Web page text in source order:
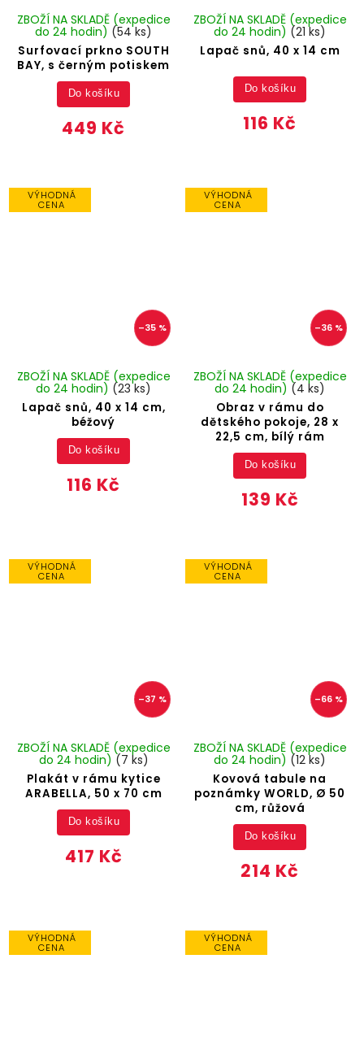
Surfovací prkno SOUTH
BAY, s černým potiskem
ZBOŽÍ NA SKLADĚ (expedice
do 24 hodin) (54 ks)
449 Kč
Do košíku
Lapač snů, 40 x 14 cm
ZBOŽÍ NA SKLADĚ (expedice
do 24 hodin) (21 ks)
116 Kč
Do košíku
VÝHODNÁ
CENA
–35 %
Lapač snů, 40 x 14 cm,
béžový
ZBOŽÍ NA SKLADĚ (expedice
do 24 hodin) (23 ks)
116 Kč
Do košíku
VÝHODNÁ
CENA
–36 %
Obraz v rámu do
dětského pokoje, 28 x
22,5 cm, bílý rám
ZBOŽÍ NA SKLADĚ (expedice
do 24 hodin) (4 ks)
139 Kč
Do košíku
VÝHODNÁ
CENA
–37 %
Plakát v rámu kytice
ARABELLA, 50 x 70 cm
ZBOŽÍ NA SKLADĚ (expedice
do 24 hodin) (7 ks)
417 Kč
Do košíku
VÝHODNÁ
CENA
–66 %
Kovová tabule na
poznámky WORLD, Ø 50
cm, růžová
ZBOŽÍ NA SKLADĚ (expedice
do 24 hodin) (12 ks)
214 Kč
Do košíku
VÝHODNÁ
CENA
VÝHODNÁ
CENA